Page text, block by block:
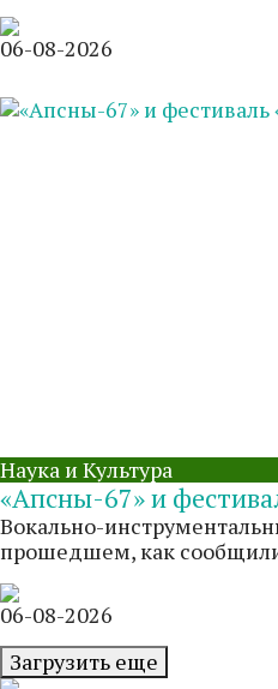
06-08-2026
Наука и Культура
«Апсны-67» и
Вокально-
прошедшем, как сообщили
06-08-2026
Загрузить еще